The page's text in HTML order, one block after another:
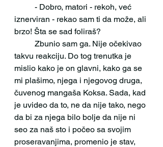
iznerviran - rekao sam ti da može, ali
brzo! Šta se sad foliraš?
takvu reakciju. Do tog trenutka je
mislio kako je on glavni, kako ga se
mi plašimo, njega i njegovog druga,
čuvenog mangaša Koksa. Sada, kad
je uvideo da to, ne da nije tako, nego
da bi za njega bilo bolje da nije ni
seo za naš sto i počeo sa svojim
proseravanjima, promenio je stav,